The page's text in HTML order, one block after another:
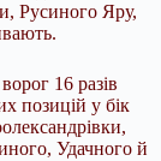
Русиного Яру,
16 разів
позицій у бік
Удачного й